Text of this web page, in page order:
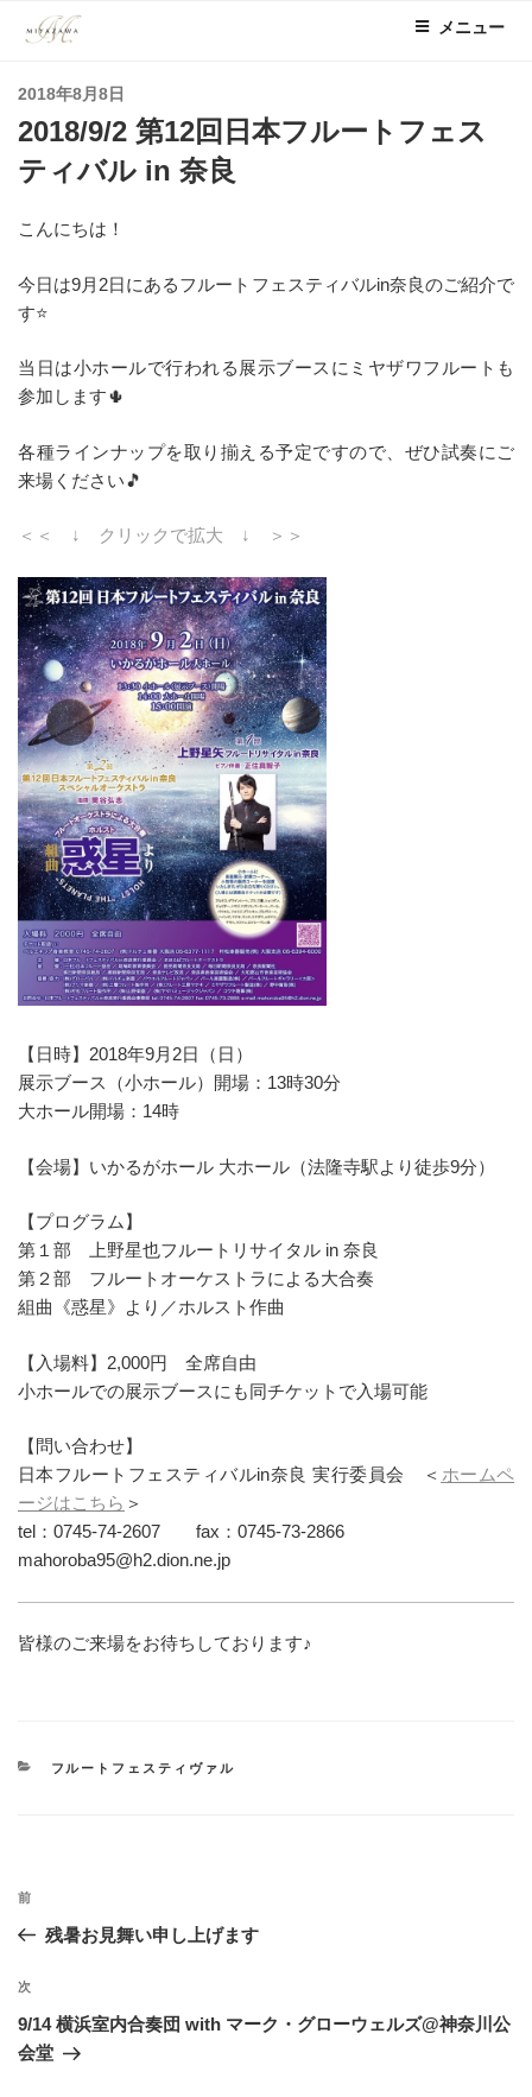
メニュー
投
稿
日:
2018年8月8日
2018/9/2 第12回日本フルートフェス
ティバル in 奈良
こんにちは！
今日は9月2日にあるフルートフェスティバルin奈良のご紹介で
す⭐
当日は小ホールで行われる展示ブースにミヤザワフルートも
参加します🌵
各種ラインナップを取り揃える予定ですので、ぜひ試奏にご
来場ください🎵
＜＜ ↓ クリックで拡大 ↓ ＞＞
【日時】2018年9月2日（日）
展示ブース（小ホール）開場：13時30分
大ホール開場：14時
【会場】いかるがホール 大ホール（法隆寺駅より徒歩9分）
【プログラム】
第１部 上野星也フルートリサイタル in 奈良
第２部 フルートオーケストラによる大合奏
組曲《惑星》より／ホルスト作曲
【入場料】2,000円 全席自由
小ホールでの展示ブースにも同チケットで入場可能
【問い合わせ】
日本フルートフェスティバルin奈良 実行委員会 ＜ ホームペ
ージはこちら ＞
tel：0745-74-2607 fax：0745-73-2866
mahoroba95@h2.dion.ne.jp
皆様のご来場をお待ちしております♪
カ
フルートフェスティヴァル
投
ビ
ゲ
ー
過
去
投
稿
前
残暑お見舞い申し上げます
次
の
投
次
9/14 横浜室内合奏団 with マーク・グローウェルズ@神奈川公
会堂